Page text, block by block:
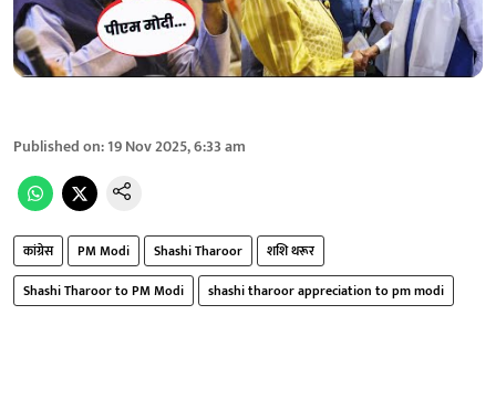
Published on:19 Nov 2025, 6:33 am
कांग्रेस PM Modi Shashi Tharoor
शशि थरूर
Shashi Tharoor to PM Modi
shashi tharoor appreciation to pm modi